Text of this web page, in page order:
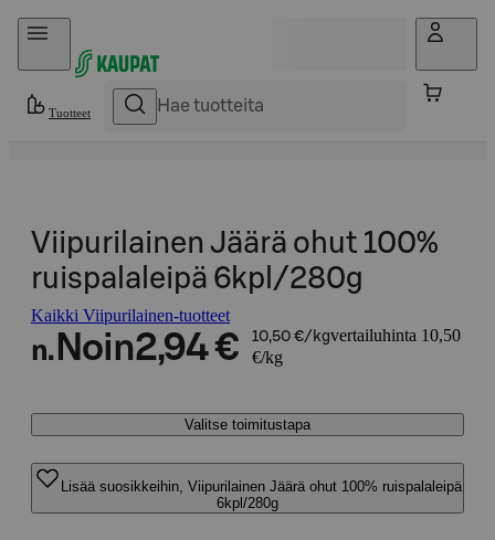
Hyppää sisältöön
Tuotteet
Viipurilainen Jäärä ohut 100%
ruispalaleipä 6kpl/280g
Kaikki Viipurilainen-tuotteet
n. Noin2,94 € 10,50 €/kgvertailuhinta 10,50
€/kg
Valitse toimitustapa
Lisää suosikkeihin, Viipurilainen Jäärä ohut 100% ruispalaleipä
6kpl/280g